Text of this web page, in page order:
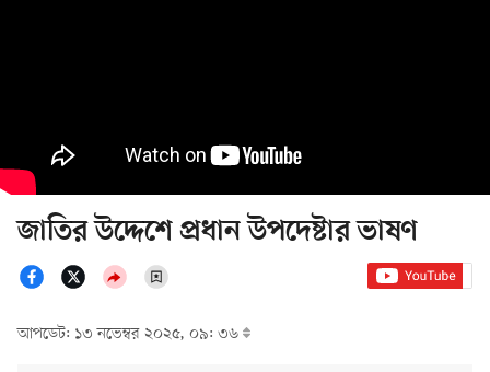
জাতির উদ্দেশে প্রধান উপদেষ্টার ভাষণ
আপডেট: ১৩ নভেম্বর ২০২৫, ০৯: ৩৬